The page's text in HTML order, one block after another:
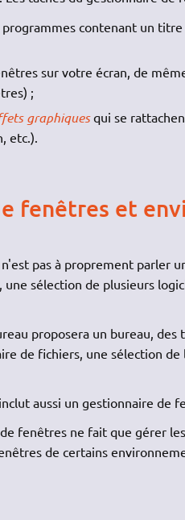
contenant un
sur votre écran, de
;
graphiquesqui se
etc.).
fenêtres et
pas à proprement parler
sélection de plusieurs
proposera un bureau,
de fichiers, une sélection
aussi un gestionnaire de
fenêtres ne fait que gérer
de certains